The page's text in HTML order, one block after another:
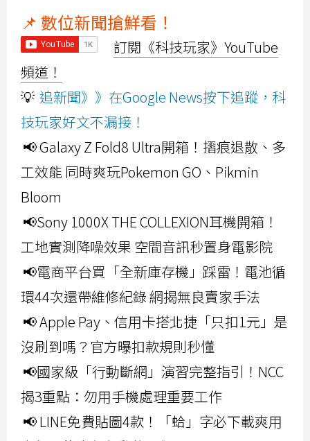
📌 數位新聞搶鮮看！
訂閱《科技玩家》YouTube
頻道！
💡 追新聞》》在Google News按下追蹤，科
技玩家好文不漏接！
📢 Galaxy Z Fold8 Ultra開箱！摺痕退散、多
工效能 同時爽玩Pokemon GO、Pikmin
Bloom
📢Sony 1000X THE COLLEXION耳機開箱！
工地實測降噪效果 空間音訊秒置身電影院
📢電商平台買「全新庫存機」踩雷！電池循
環44次還帶維修紀錄 網揭無良賣家手法
📢 Apple Pay、信用卡搭北捷「只扣1元」是
沒刷到嗎？官方曝扣款規則秒懂
📢國家級「行動斷網」演習完整指引！NCC
揭3重點：勿用手機處理重要工作
📢 LINE免費貼圖4款！「蛤」字必下載爽用